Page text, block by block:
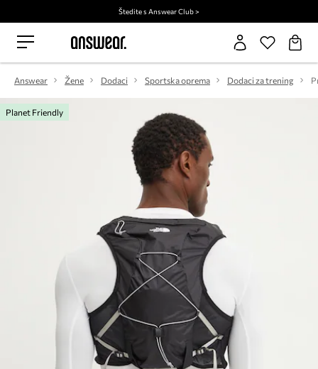
Štedite s Answear Club >
Answear Žene Dodaci Sportska oprema Dodaci za trening
Planet Friendly